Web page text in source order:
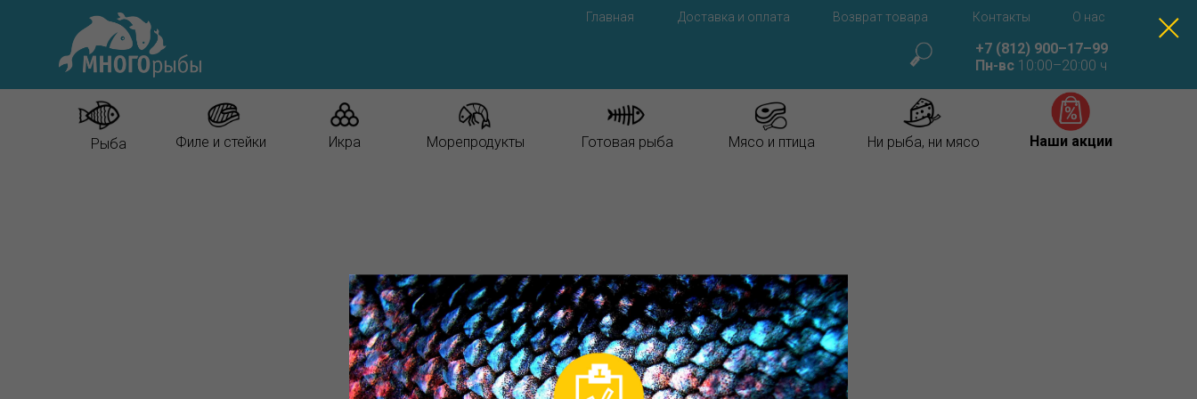
Доставка и оплата О нас
Контакты
Рыба Филе и стейки Икра Готовая рыба
Морепродукты Мясо и птица
Главная
Ни рыба, ни мясо Наши акции
+7 (812) 900–17–99
Пн-вс 10:00–20:00 ч
Возврат товара